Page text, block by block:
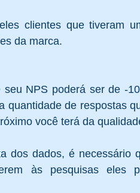
clientes que tiveram
da marca.
seu NPS poderá ser de -
quantidade de respostas
você terá da
dos dados, é necessário
às pesquisas eles